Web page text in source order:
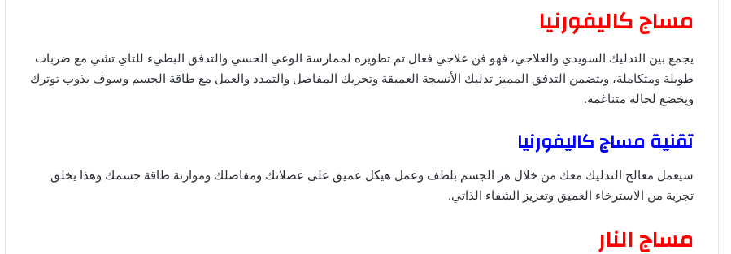
مساج كاليفورنيا
يجمع بين التدليك السويدي والعلاجي، فهو فن علاجي فعال تم تطويره لممارسة الوعي الحسي والتدفق البطيء للتاي تشي مع ضربات
طويلة ومتكاملة، ويتضمن التدفق المميز تدليك الأنسجة العميقة وتحريك المفاصل والتمدد والعمل مع طاقة الجسم وسوف يذوب توترك
ويخضع لحالة متناغمة.
تقنية مساج كاليفورنيا
سيعمل معالج التدليك معك من خلال هز الجسم بلطف وعمل هيكل عميق على عضلاتك ومفاصلك وموازنة طاقة جسمك وهذا يخلق
تجربة من الاسترخاء العميق وتعزيز الشفاء الذاتي.
مساج النار